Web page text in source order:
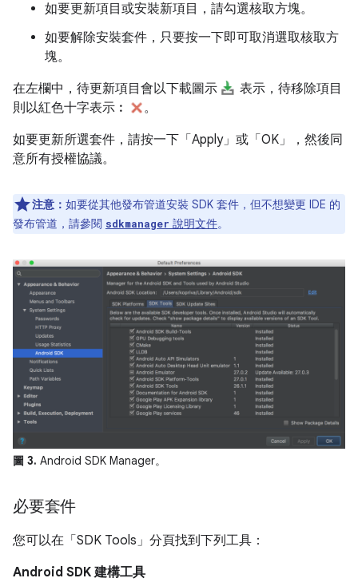
如要更新項目或安裝新項目，請勾選核取方塊。
如要解除安裝套件，只要按一下即可取消選取核取方
塊。
在左欄中，待更新項目會以下載圖示
表示，待移除項目
則以紅色十字表示︰
。
如要更新所選套件，請按一下「Apply」 或「OK」
，然後同
意所有授權協議。
注意： 如要從其他發布管道安裝 SDK 套件，但不想變更 IDE 的
發布管道，請參閱 sdkmanager 說明文件。
圖 3. Android SDK Manager。
必要套件
您可以在「SDK Tools」 分頁找到下列工具：
Android SDK 建構工具